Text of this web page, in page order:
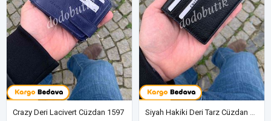
Crazy Deri Lacivert Cüzdan 1597